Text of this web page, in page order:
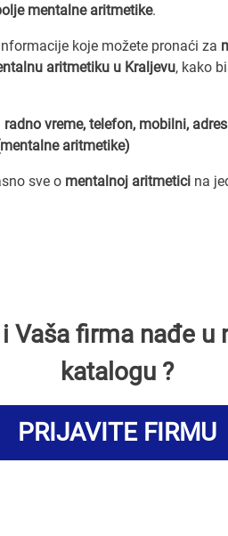
mentalne aritmetike.
koje možete pronaći za
aritmetiku u Kraljevu, kako
radno vreme, telefon, mobilni,
aritmetike)
sve o mentalnoj aritmetici na
Vaša firma nađe u
katalogu ?
PRIJAVITE FIRMU